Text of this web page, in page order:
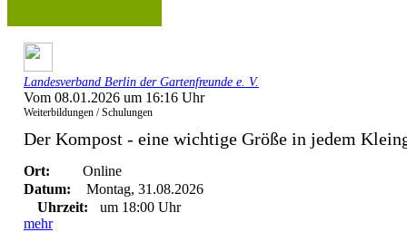
Landesverband Berlin der Gartenfreunde e. V.
Vom 08.01.2026 um 16:16 Uhr
Weiterbildungen / Schulungen
Der Kompost - eine wichtige Größe in jedem
Ort:
Online
Datum:
Montag, 31.08.2026
Uhrzeit:
um 18:00 Uhr
mehr